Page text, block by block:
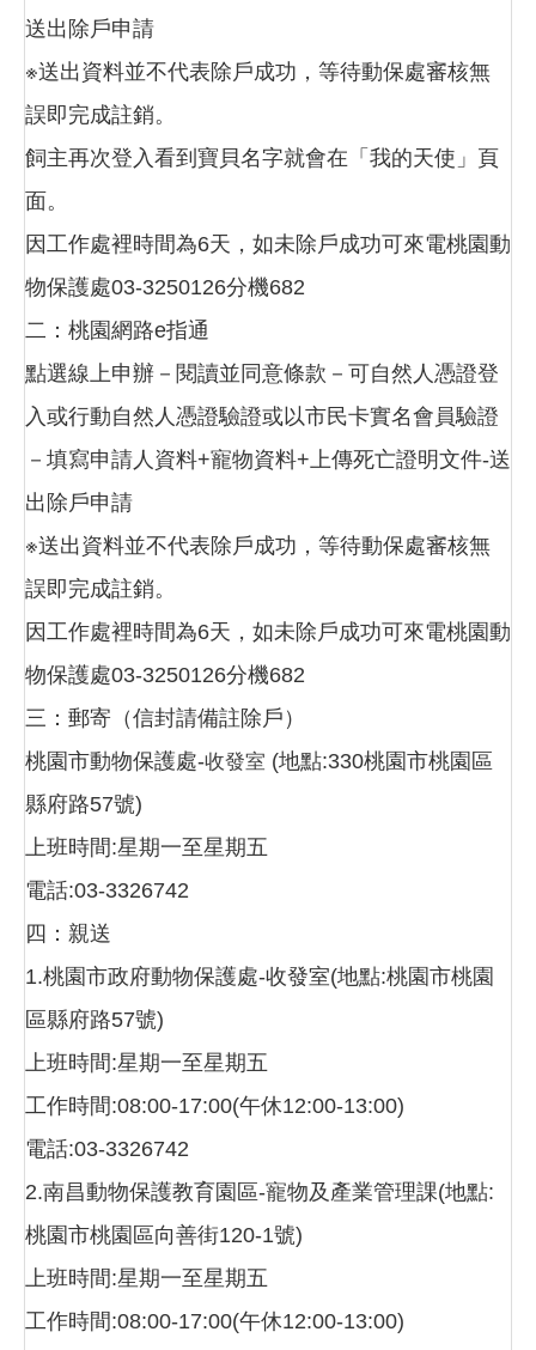
送出除戶申請
※送出資料並不代表除戶成功，等待動保處審核無
誤即完成註銷。
飼主再次登入看到寶貝名字就會在「我的天使」頁
面。
因工作處裡時間為6天，如未除戶成功可來電桃園動
物保護處03-3250126分機682
二：桃園網路e指通
點選線上申辦－閱讀並同意條款－可自然人憑證登
入或行動自然人憑證驗證或以市民卡實名會員驗證
－填寫申請人資料+寵物資料+上傳死亡證明文件-送
出除戶申請
※送出資料並不代表除戶成功，等待動保處審核無
誤即完成註銷。
因工作處裡時間為6天，如未除戶成功可來電桃園動
物保護處03-3250126分機682
三：郵寄（信封請備註除戶）
桃園市動物保護處-收發室 (地點:330桃園市桃園區
縣府路57號)
上班時間:星期一至星期五
電話:03-3326742
四：親送
1.桃園市政府動物保護處-收發室(地點:桃園市桃園
區縣府路57號)
上班時間:星期一至星期五
工作時間:08:00-17:00(午休12:00-13:00)
電話:03-3326742
2.南昌動物保護教育園區-寵物及產業管理課(地點:
桃園市桃園區向善街120-1號)
上班時間:星期一至星期五
工作時間:08:00-17:00(午休12:00-13:00)